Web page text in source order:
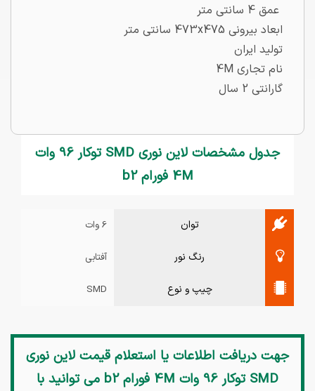
عمق 4 سانتی متر
ابعاد بیرونی 473x475 سانتی متر
تولید ایران
نام تجاری 4M
گارانتی 2 سال
جدول مشخصات لاین نوری SMD توکار 96 وات
4M فورام b2
توان 6 وات
رنگ نور آفتابی
چیپ و نوع SMD
جهت دریافت اطلاعات یا استعلام قیمت لاین نوری
SMD توکار 96 وات 4M فورام b2
می توانید با